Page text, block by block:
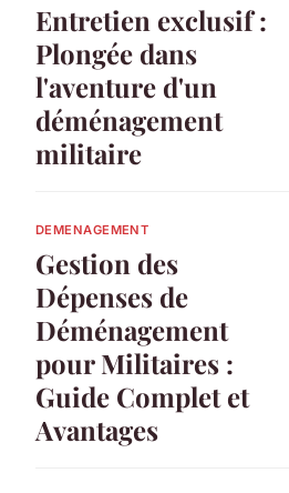
Entretien exclusif :
Plongée dans
l'aventure d'un
déménagement
militaire
DEMENAGEMENT
Gestion des
Dépenses de
Déménagement
pour Militaires :
Guide Complet et
Avantages